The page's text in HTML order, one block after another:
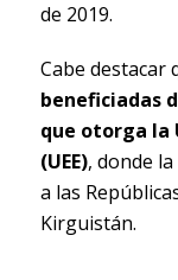
de 2019.
Cabe destacar
beneficiadas
que otorga la
(UEE), donde
a las
Kirguistán.